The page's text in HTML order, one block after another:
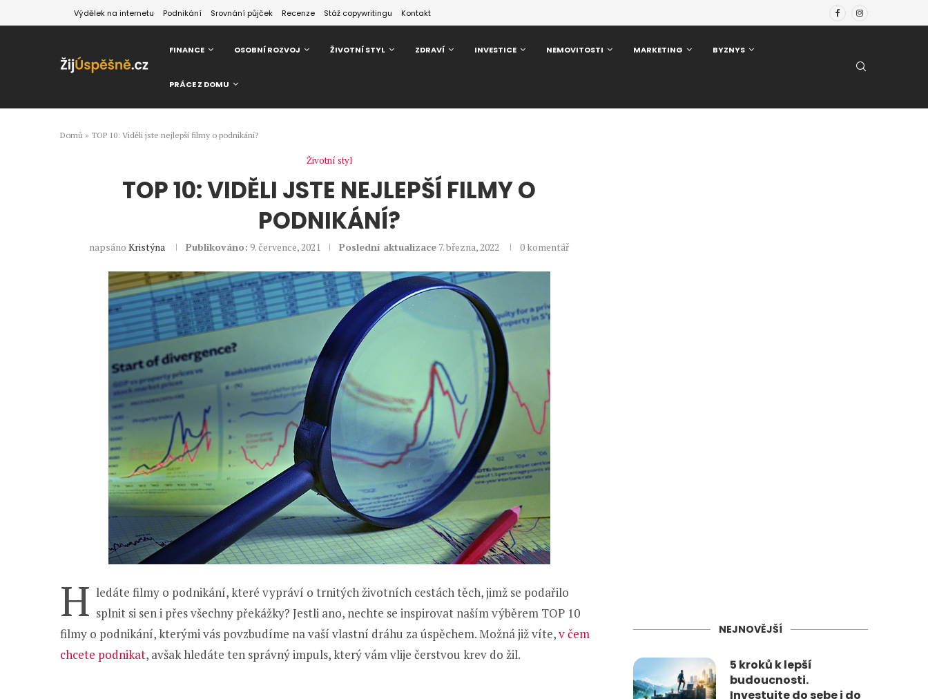
Výdělek na internetu Podnikání Srovnání půjček Recenze Stáž copywritingu Kontakt
FINANCE OSOBNÍ ROZVOJ ŽIVOTNÍ STYL ZDRAVÍ INVESTICE NEMOVITOSTI MARKETING BYZNYS
PRÁCE Z DOMU
Domů » TOP 10: Viděli jste nejlepší filmy o podnikání?
Životní styl
TOP 10: VIDĚLI JSTE NEJLEPŠÍ FILMY O
PODNIKÁNÍ?
napsánoKristýna Publikováno: 9. července, 2021 Poslední aktualizace 7. března, 2022 0 komentář
H ledáte filmy o podnikání, které vypráví o trnitých životních cestách těch, jimž se podařilo
splnit si sen i přes všechny překážky? Jestli ano, nechte se inspirovat naším výběrem TOP 10
filmy o podnikání, kterými vás povzbudíme na vaší vlastní dráhu za úspěchem. Možná již víte,v čem
chcete podnikat, avšak hledáte ten správný impuls, který vám vlije čerstvou krev do žil.
NEJNOVĚJŠÍ
5 kroků k lepší
budoucnosti.
Investujte do sebe i do